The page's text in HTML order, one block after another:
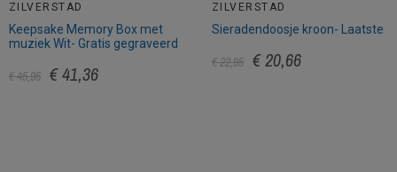
ZILVERSTAD
Keepsake Memory Box met
muziek Wit- Gratis gegraveerd
€ 45,95 € 41,36
ZILVERSTAD
Sieradendoosje kroon- Laatste
€ 22,95 € 20,66